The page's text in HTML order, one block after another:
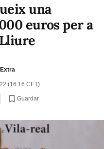
una
euros per a
(16:16 CET)
Guardar